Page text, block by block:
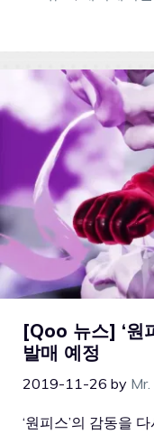
[Qoo 뉴스] ‘원
발매 예정
2019-11-26 by
‘원피스’의 감동을